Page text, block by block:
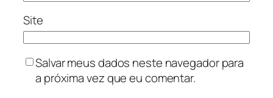
Site
Salvar meus dados neste navegador para
a próxima vez que eu comentar.